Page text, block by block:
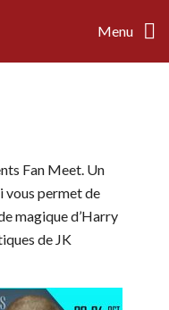
Menu
Fan Meet. Un
vous permet de
magique d’Harry
de JK